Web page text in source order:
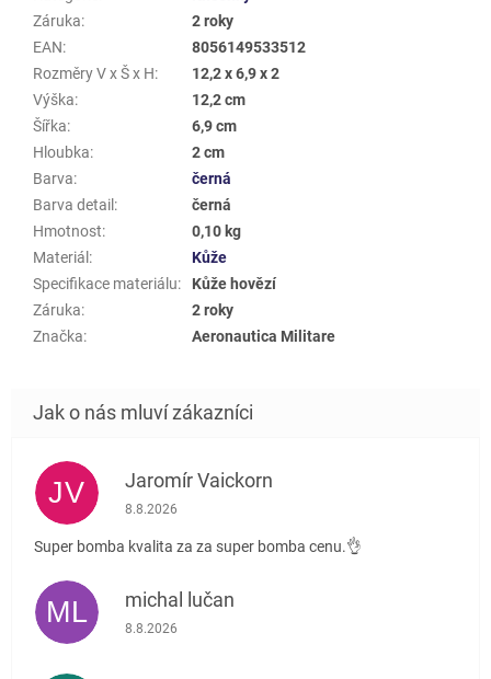
Záruka:
2 roky
EAN:
8056149533512
Rozměry V x Š x H:
12,2 x 6,9 x 2
Výška:
12,2 cm
Šířka:
6,9 cm
Hloubka:
2 cm
Barva:
černá
Barva detail :
černá
Hmotnost:
0,10 kg
Materiál :
Kůže
Specifikace materiálu:
Kůže hovězí
Záruka:
2 roky
Značka: Aeronautica Militare
JV Jaromír Vaickorn
Hodnocení obchodu je 5 z 5 hvězdiček.
8.8.2026
Super bomba kvalita za za super bomba cenu.👌
ML michal lučan
Hodnocení obchodu je 5 z 5 hvězdiček.
8.8.2026